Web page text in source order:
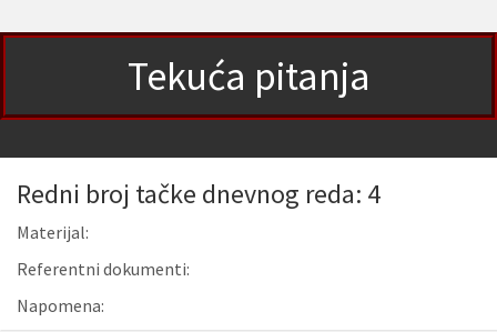
Tekuća pitanja
Redni broj tačke dnevnog reda: 4
Materijal:
Referentni dokumenti:
Napomena: